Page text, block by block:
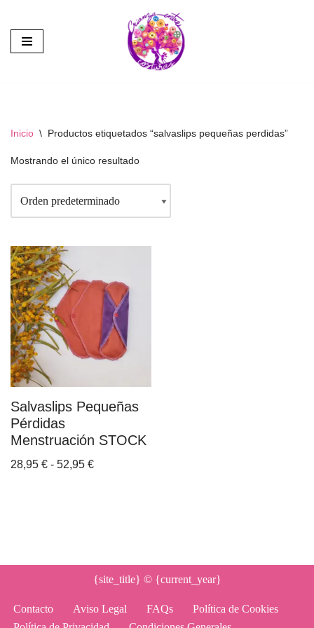
Saltar
al
Inicio \ Productos etiquetados “salvaslips pequeñas perdidas”
Mostrando el único resultado
Salvaslips Pequeñas
Pérdidas
Menstruación STOCK
28,95 € - 52,95 €
{site_title} © {current_year}
Contacto Aviso Legal FAQs
Política de Cookies